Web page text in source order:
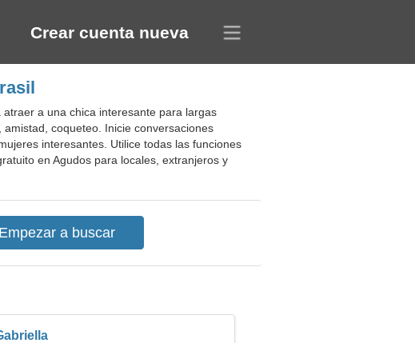
Crear cuenta nueva
a una chica interesante para largas
coqueteo. Inicie conversaciones
interesantes. Utilice todas las funciones
en Agudos para locales, extranjeros y